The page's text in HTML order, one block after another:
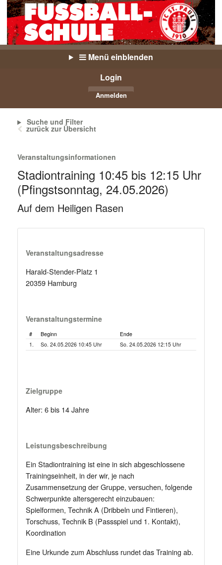
Menü einblenden
Login
Anmelden
Suche und Filter
zurück zur Übersicht
Veranstaltungsinformationen
Stadiontraining 10:45 bis 12:15 Uhr
(Pfingstsonntag, 24.05.2026)
Auf dem Heiligen Rasen
Veranstaltungsadresse
Harald-Stender-Platz 1
20359 Hamburg
Veranstaltungstermine
# Beginn
Ende
1.
So. 24.05.2026 10:45 Uhr So. 24.05.2026 12:15 Uhr
Zielgruppe
Alter: 6 bis 14 Jahre
Leistungsbeschreibung
Ein Stadiontraining ist eine in sich abgeschlossene
Trainingseinheit, in der wir, je nach
Zusammensetzung der Gruppe, versuchen, folgende
Schwerpunkte altersgerecht einzubauen:
Spielformen, Technik A (Dribbeln und Fintieren),
Torschuss, Technik B (Passspiel und 1. Kontakt),
Koordination
Eine Urkunde zum Abschluss rundet das Training ab.